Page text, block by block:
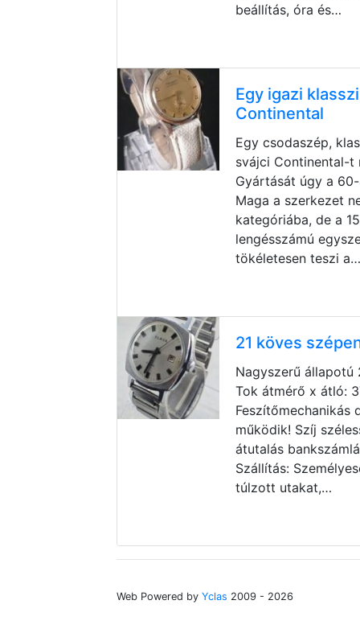
beállítás, óra és…
Egy igazi
Continental
Egy csodaszép,
svájci Continental-t
Gyártását úgy a
Maga a szerkezet
kategóriába, de a
lengésszámú
tökéletesen teszi a…
21 köves
Nagyszerű állapotú
Tok átmérő x átló:
Feszítőmechanikás
működik! Szíj
átutalás
Szállítás:
túlzott utakat,…
Web Powered by Yclas 2009 - 2026